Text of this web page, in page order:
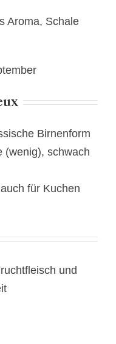
Aroma, Schale
Birnenform
(wenig), schwach
für Kuchen
und